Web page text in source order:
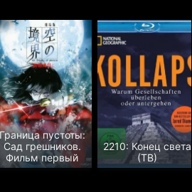
Граница пустоты:
Сад грешников.
Фильм первый
2210: Конец света
(ТВ)